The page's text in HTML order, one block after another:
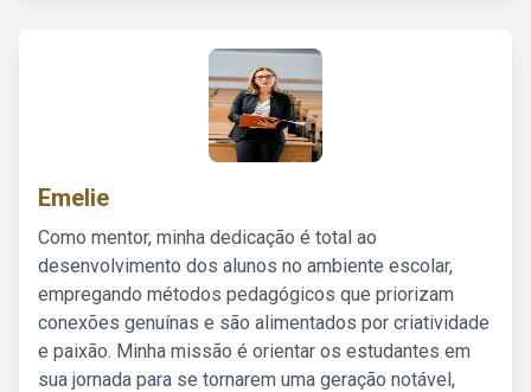
Emelie
Como mentor, minha dedicação é total ao
desenvolvimento dos alunos no ambiente escolar,
empregando métodos pedagógicos que priorizam
conexões genuínas e são alimentados por criatividade
e paixão. Minha missão é orientar os estudantes em
sua jornada para se tornarem uma geração notável,